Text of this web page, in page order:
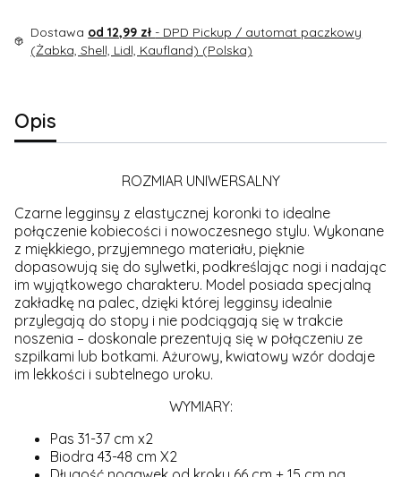
Dostawa od 12,99 zł - DPD Pickup / automat paczkowy
(Żabka, Shell, Lidl, Kaufland) (Polska)
Opis
ROZMIAR UNIWERSALNY
Czarne legginsy z elastycznej koronki to idealne
połączenie kobiecości i nowoczesnego stylu. Wykonane
z miękkiego, przyjemnego materiału, pięknie
dopasowują się do sylwetki, podkreślając nogi i nadając
im wyjątkowego charakteru. Model posiada specjalną
zakładkę na palec, dzięki której legginsy idealnie
przylegają do stopy i nie podciągają się w trakcie
noszenia – doskonale prezentują się w połączeniu ze
szpilkami lub botkami. Ażurowy, kwiatowy wzór dodaje
im lekkości i subtelnego uroku.
WYMIARY:
Pas 31-37 cm x2
Biodra 43-48 cm X2